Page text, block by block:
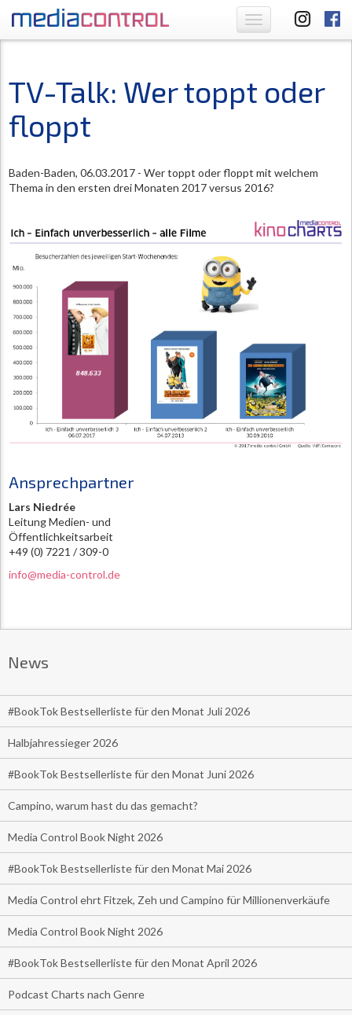
Toggle
navigation
TV-Talk: Wer toppt oder
floppt
Baden-Baden, 06.03.2017 - Wer toppt oder floppt mit welchem
Thema in den ersten drei Monaten 2017 versus 2016?
Ansprechpartner
Lars Niedrée
Leitung Medien- und
Öffentlichkeitsarbeit
+49 (0) 7221 / 309-0
info@media-control.de
News
#BookTok Bestsellerliste für den Monat Juli 2026
Halbjahressieger 2026
#BookTok Bestsellerliste für den Monat Juni 2026
Campino, warum hast du das gemacht?
Media Control Book Night 2026
#BookTok Bestsellerliste für den Monat Mai 2026
Media Control ehrt Fitzek, Zeh und Campino für Millionenverkäufe
Media Control Book Night 2026
#BookTok Bestsellerliste für den Monat April 2026
Podcast Charts nach Genre